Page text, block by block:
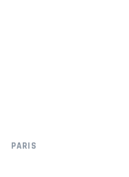
PARIS